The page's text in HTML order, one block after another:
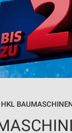
HKL